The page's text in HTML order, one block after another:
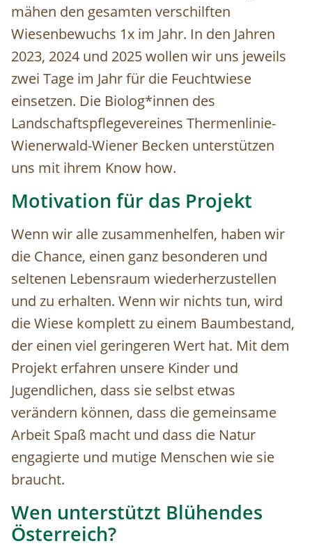
mähen den gesamten verschilften
Wiesenbewuchs 1x im Jahr. In den Jahren
2023, 2024 und 2025 wollen wir uns jeweils
zwei Tage im Jahr für die Feuchtwiese
einsetzen. Die Biolog*innen des
Landschaftspflegevereines Thermenlinie-
Wienerwald-Wiener Becken unterstützen
uns mit ihrem Know how.
Motivation für das Projekt
Wenn wir alle zusammenhelfen, haben wir
die Chance, einen ganz besonderen und
seltenen Lebensraum wiederherzustellen
und zu erhalten. Wenn wir nichts tun, wird
die Wiese komplett zu einem Baumbestand,
der einen viel geringeren Wert hat. Mit dem
Projekt erfahren unsere Kinder und
Jugendlichen, dass sie selbst etwas
verändern können, dass die gemeinsame
Arbeit Spaß macht und dass die Natur
engagierte und mutige Menschen wie sie
braucht.
Wen unterstützt Blühendes
Österreich?